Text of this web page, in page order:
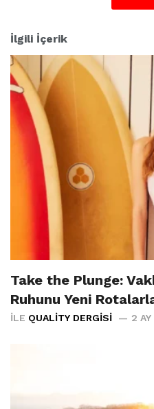
İlgili İçerik
Take the Plunge:
Ruhunu Yeni
İLE QUALITY DERGISI 2 AY